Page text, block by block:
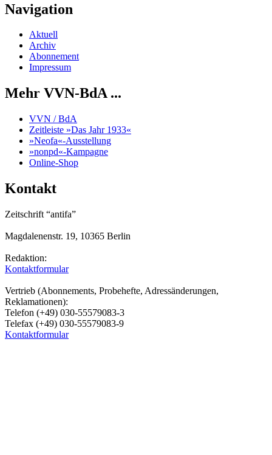
Navigation
Aktuell
Archiv
Abonnement
Impressum
Mehr VVN-BdA ...
VVN / BdA
Zeitleiste »Das Jahr 1933«
»Neofa«-Ausstellung
»nonpd«-Kampagne
Online-Shop
Kontakt
Zeitschrift “antifa”
Magdalenenstr. 19, 10365 Berlin
Redaktion:
Kontaktformular
Vertrieb (Abonnements, Probehefte, Adressänderungen,
Reklamationen):
Telefon (+49) 030-55579083-3
Telefax (+49) 030-55579083-9
Kontaktformular